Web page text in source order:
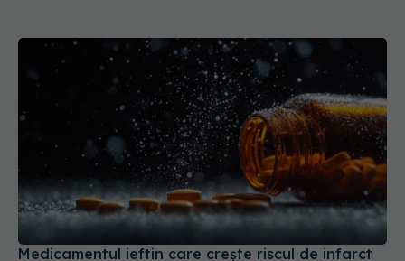
Medicamentul ieftin care crește riscul de infarct
și AVC. Ce trebuie să știi despre ibuprofen
31 mai 2026, 11:10